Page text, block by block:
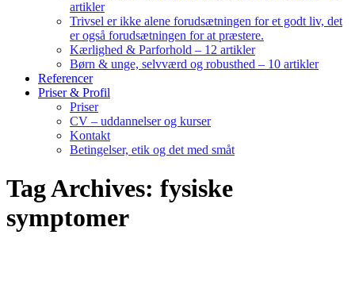
artikler
Trivsel er ikke alene forudsætningen for et godt liv, det
er også forudsætningen for at præstere.
Kærlighed & Parforhold – 12 artikler
Børn & unge, selvværd og robusthed – 10 artikler
Referencer
Priser & Profil
Priser
CV – uddannelser og kurser
Kontakt
Betingelser, etik og det med småt
Tag Archives: fysiske
symptomer